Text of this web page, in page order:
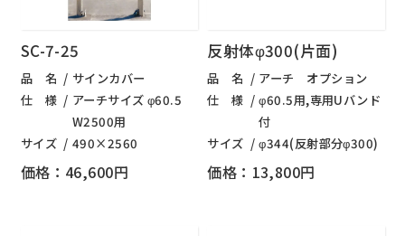
SC-7-25
品 名
サインカバー
仕 様
アーチサイズ φ60.5
W2500用
サイズ
490×2560
価格：46,600円
反射体φ300(片面)
品 名
アーチ オプション
仕 様
φ60.5用,専用Uバンド
付
サイズ
φ344(反射部分φ300)
価格：13,800円